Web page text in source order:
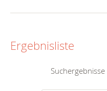
Ergebnisliste